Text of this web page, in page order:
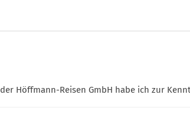
der Höffmann-Reisen GmbH habe ich zur